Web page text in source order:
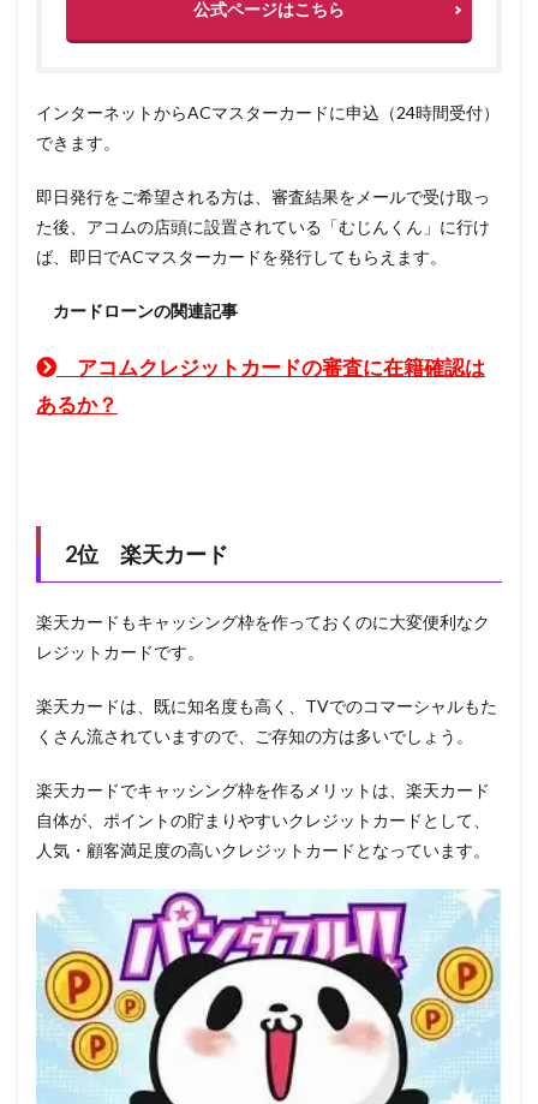
公式ページはこちら
インターネットからACマスターカードに申込（24時間受付）
できます。
即日発行をご希望される方は、審査結果をメールで受け取っ
た後、アコムの店頭に設置されている「むじんくん」に行け
ば、即日でACマスターカードを発行してもらえます。
カードローンの関連記事
アコムクレジットカードの審査に在籍確認は
あるか？
2位 楽天カード
楽天カードもキャッシング枠を作っておくのに大変便利なク
レジットカードです。
楽天カードは、既に知名度も高く、TVでのコマーシャルもた
くさん流されていますので、ご存知の方は多いでしょう。
楽天カードでキャッシング枠を作るメリットは、楽天カード
自体が、ポイントの貯まりやすいクレジットカードとして、
人気・顧客満足度の高いクレジットカードとなっています。